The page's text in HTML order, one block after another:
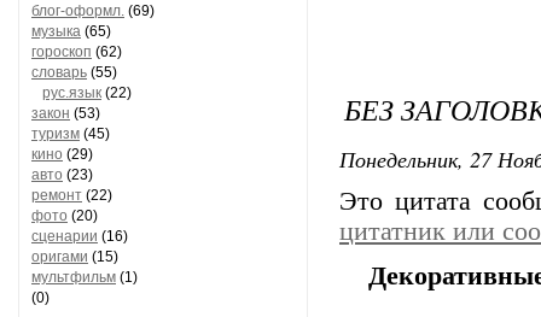
блог-оформл. (69)
музыка (65)
гороскоп (62)
словарь (55)
рус.язык (22)
закон (53)
туризм (45)
кино (29)
авто (23)
ремонт (22)
фото (20)
сценарии (16)
оригами (15)
мультфильм (1)
(0)
БЕЗ
Понедельник, 27
Это цитата
цитатник или